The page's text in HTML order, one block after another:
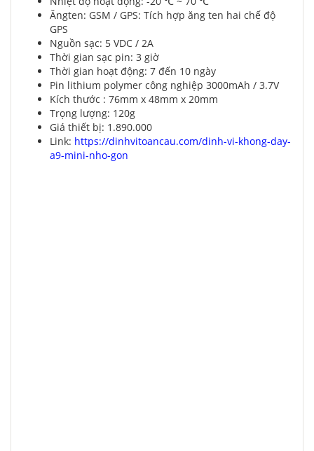
Ăngten: GSM / GPS: Tích hợp ăng ten hai chế độ
GPS
Nguồn sạc: 5 VDC / 2A
Thời gian sạc pin: 3 giờ
Thời gian hoạt động: 7 đến 10 ngày
Pin lithium polymer công nghiệp 3000mAh / 3.7V
Kích thước : 76mm x 48mm x 20mm
Trọng lượng: 120g
Giá thiết bị: 1.890.000
Link: https://dinhvitoancau.com/dinh-vi-khong-day-
a9-mini-nho-gon